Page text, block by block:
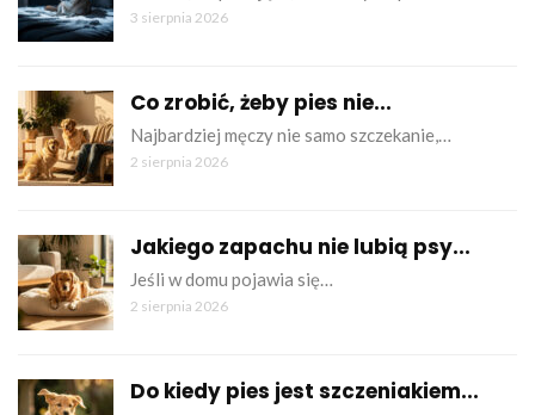
3 sierpnia 2026
Co zrobić, żeby pies nie...
Najbardziej męczy nie samo szczekanie,…
2 sierpnia 2026
Jakiego zapachu nie lubią psy...
Jeśli w domu pojawia się…
2 sierpnia 2026
Do kiedy pies jest szczeniakiem...